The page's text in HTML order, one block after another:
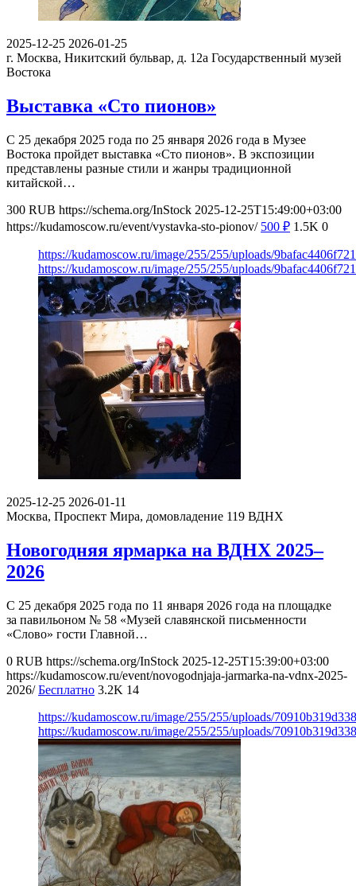
2025-12-25 2026-01-25
г. Москва, Никитский бульвар, д. 12а Государственный музей
Востока
Выставка «Сто пионов»
С 25 декабря 2025 года по 25 января 2026 года в Музее
Востока пройдет выставка «Сто пионов». В экспозиции
представлены разные стили и жанры традиционной
китайской…
300 RUB https://schema.org/InStock 2025-12-25T15:49:00+03:00
https://kudamoscow.ru/event/vystavka-sto-pionov/ 500 ₽ 1.5K 0
https://kudamoscow.ru/image/255/255/uploads/
https://kudamoscow.ru/image/255/255/uploads/
2025-12-25 2026-01-11
Москва, Проспект Мира, домовладение 119 ВДНХ
Новогодняя ярмарка на ВДНХ 2025–
2026
С 25 декабря 2025 года по 11 января 2026 года на площадке
за павильоном № 58 «Музей славянской письменности
«Слово» гости Главной…
0 RUB https://schema.org/InStock 2025-12-25T15:39:00+03:00
https://kudamoscow.ru/event/novogodnjaja-jarmarka-na-vdnx-2025-
2026/ Бесплатно 3.2K 14
https://kudamoscow.ru/image/255/255/uploads/
https://kudamoscow.ru/image/255/255/uploads/